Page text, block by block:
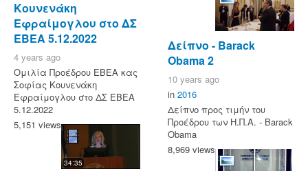
Κουνενάκη
Εφραίμογλου στο ΔΣ
ΕΒΕΑ 5.12.2022
4 years ago
Ομιλία Προέδρου ΕΒΕΑ κας
Σοφίας Κουνενάκη
Εφραίμογλου στο ΔΣ ΕΒΕΑ
5.12.2022
5,151 views
34:35
Δείπνο - Barack
Obama 2
10 years ago
in 2016
Δείπνο προς τιμήν του
Προέδρου των Η.Π.Α. - Barack
Obama
8,969 views